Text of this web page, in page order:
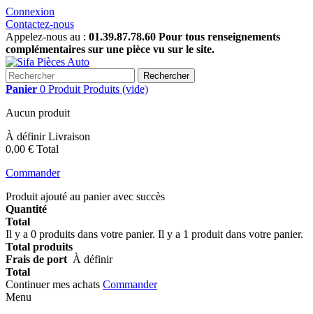
Connexion
Contactez-nous
Appelez-nous au : 01.39.87.78.60 Pour tous renseignements
complémentaires sur une pièce vu sur le site.
Rechercher
Panier 0 Produit Produits (vide)
Aucun produit
À définirLivraison
0,00 € Total
Commander
Produit ajouté au panier avec succès
Quantité
Total
Il y a 0 produits dans votre panier. Il y a 1 produit dans votre panier.
Total produits
Frais de port À définir
Total
Continuer mes achats Commander
Menu